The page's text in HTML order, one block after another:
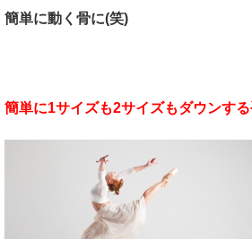
簡単に動く骨に(笑)
簡単に1サイズも2サイズもダウンす